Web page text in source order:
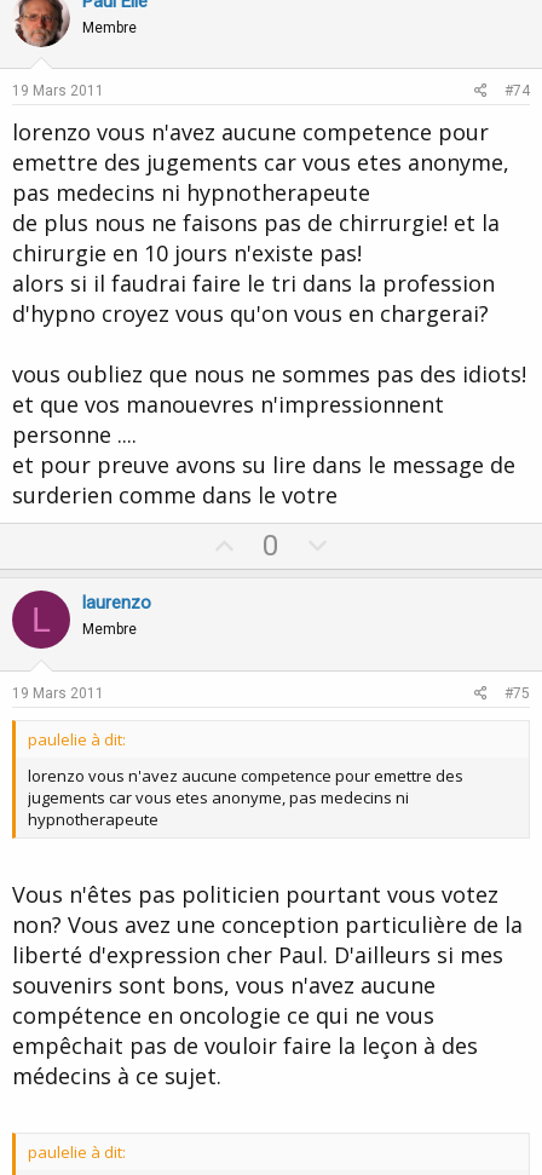
t
v
e
Membre
19 Mars 2011 #74
lorenzo vous n'avez aucune competence pour
emettre des jugements car vous etes anonyme,
pas medecins ni hypnotherapeute
de plus nous ne faisons pas de chirrurgie! et la
chirurgie en 10 jours n'existe pas!
alors si il faudrai faire le tri dans la profession
d'hypno croyez vous qu'on vous en chargerai?
vous oubliez que nous ne sommes pas des idiots!
et que vos manouevres n'impressionnent
personne ....
et pour preuve avons su lire dans le message de
surderien comme dans le votre
p
0
o
L laurenzo
Membre
19 Mars 2011 #75
paulelie à dit:
lorenzo vous n'avez aucune competence pour emettre des
jugements car vous etes anonyme, pas medecins ni
hypnotherapeute
Vous n'êtes pas politicien pourtant vous votez
non? Vous avez une conception particulière de la
liberté d'expression cher Paul. D'ailleurs si mes
souvenirs sont bons, vous n'avez aucune
compétence en oncologie ce qui ne vous
empêchait pas de vouloir faire la leçon à des
médecins à ce sujet.
paulelie à dit: